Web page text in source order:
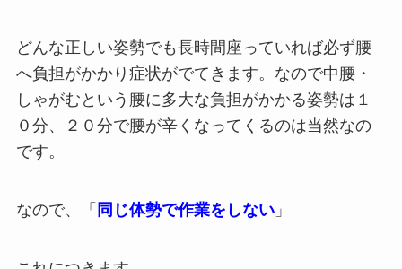
どんな正しい姿勢でも長時間座っていれば必ず腰
へ負担がかかり症状がでてきます。なので中腰・
しゃがむという腰に多大な負担がかかる姿勢は１
０分、２０分で腰が辛くなってくるのは当然なの
です。
なので、「 同じ体勢で作業をしない」